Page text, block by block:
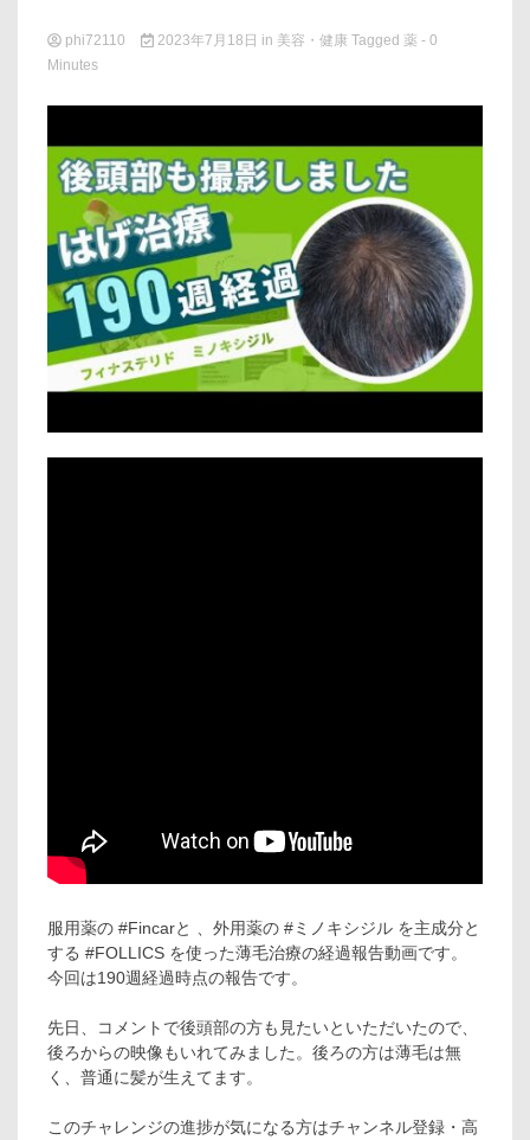
phi72110 2023年7月18日 in 美容・健康 Tagged 薬 - 0
Minutes
服用薬の #Fincarと 、外用薬の #ミノキシジル を主成分と
する #FOLLICS を使った薄毛治療の経過報告動画です。
今回は190週経過時点の報告です。
先日、コメントで後頭部の方も見たいといただいたので、
後ろからの映像もいれてみました。後ろの方は薄毛は無
く、普通に髪が生えてます。
このチャレンジの進捗が気になる方はチャンネル登録・高